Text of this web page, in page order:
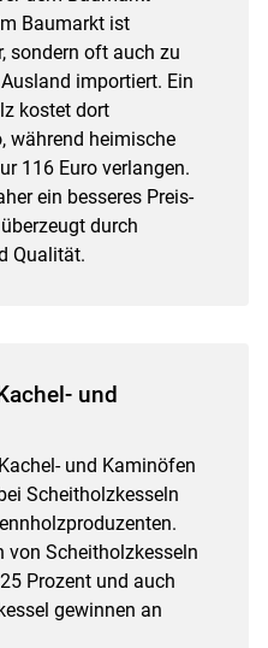
Baumarkt ist
sondern oft auch zu
importiert. Ein
kostet dort
während heimische
116 Euro verlangen.
ein besseres Preis-
durch
Qualität.
und
und Kaminöfen
Scheitholzkesseln
Scheitholzkesseln
Prozent und auch
gewinnen an